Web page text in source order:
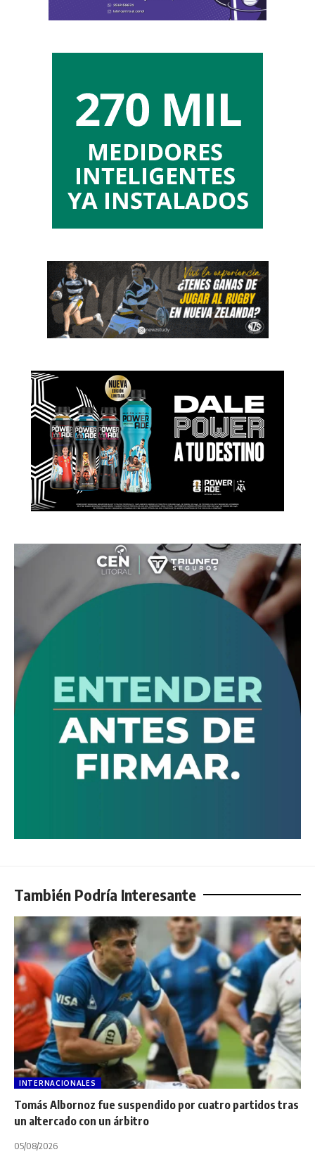
También Podría Interesante
INTERNACIONALES
Tomás Albornoz fue suspendido por cuatro partidos tras
un altercado con un árbitro
05/08/2026